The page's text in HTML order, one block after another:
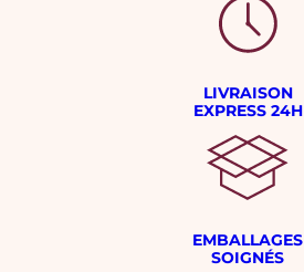
LIVRAISON
EXPRESS 24H
EMBALLAGES
SOIGNÉS